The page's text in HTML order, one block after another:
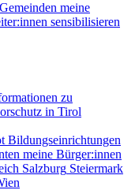
Gemeinden meine
sensibilisieren
zu
in Tirol
Bildungseinrichtungen
meine Bürger:innen
Salzburg Steiermark